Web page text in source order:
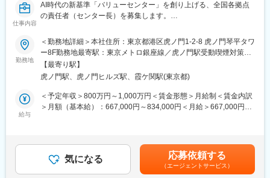
心して入社いただける環境です。
■ポジション魅力：
績を誇り、日本全国の自治体に対して課題解決や地域活性、まち
づくりをサポートする商品やサービス提案をする社会貢献性の高
い事業です。
・現在も取引のある自治体への営業活動が中心となるため、テレ
た提案営業ができる環境です。
・各種研修プログラムやOJT制度にて業務やプロダクトを学ぶこ
仕事内容
AI時代の新基準「バリューセンター」を創り上げる、全国各拠点
の責任者（センター長）を募集します。
ります。
【業務内容】
各拠点の最高責任者として、KPI管理・採用・収益（P/L）管理な
どのセンターマネジメント全般を統括しながら、以下の変革サイ
クルを主導していただきます。
AIとヒトを組み合わせたプロセス改善やDXをプロアクティブに提
案し、顧客の事業成長（サクセス）を支援します。
勤務地
＜勤務地詳細＞本社住所：東京都港区虎ノ門1-2-8 虎ノ門琴平タワ
ー8F勤務地最寄駅：東京メトロ銀座線／虎ノ門駅受動喫煙対策：
屋内全面禁煙変更の範囲：会社の定める事業所（リモートワーク
含む）
【最寄り駅】
虎ノ門駅、虎ノ門ヒルズ駅、霞ケ関駅(東京都)
給与
＜予定年収＞800万円～1,000万円＜賃金形態＞月給制＜賃金内訳
＞月額（基本給）：667,000円～834,000円＜月給＞667,000円～
外手当・休日手当の支給対象外です。■昇格：4月・10月■昇給：
10月■個人業績インセンティブ：7月・12月■全社業績インセンテ
ィブ：12月賃金はあくまでも目安の金額であり、選考を通じて上
気になる 応募依頼する
（エージェントサービス）